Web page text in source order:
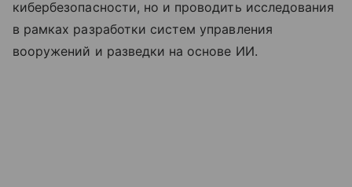
кибербезопасности, но и проводить исследования
в рамках разработки систем управления
вооружений и разведки на основе ИИ.